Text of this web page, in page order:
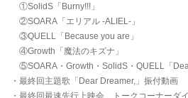
①SolidS「Burny!!!」
②SOARA「エリアル -ALIEL-」
③QUELL「Because you are」
④Growth「魔法のキズナ」
⑤SOARA・Growth・SolidS・QUELL「
・最終回主題歌「Dear Dreamer,」振付動画
・最終回最速先行上映会 トークコーナーダ